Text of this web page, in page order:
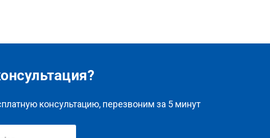
консультацию, перезвоним за 5 минут